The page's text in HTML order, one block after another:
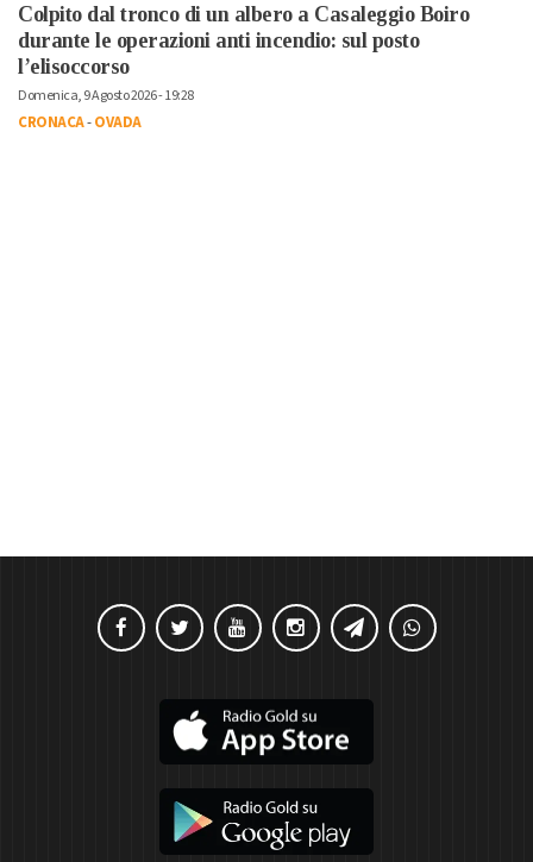
Colpito dal tronco di un albero a Casaleggio Boiro
durante le operazioni anti incendio: sul posto
l’elisoccorso
Domenica, 9 Agosto 2026 - 19:28
CRONACA-OVADA